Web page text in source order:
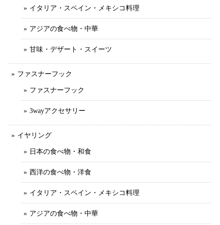
イタリア・スペイン・メキシコ料理
アジアの食べ物・中華
甘味・デザート・スイーツ
ファスナーフック
ファスナーフック
3wayアクセサリー
イヤリング
日本の食べ物・和食
西洋の食べ物・洋食
イタリア・スペイン・メキシコ料理
アジアの食べ物・中華